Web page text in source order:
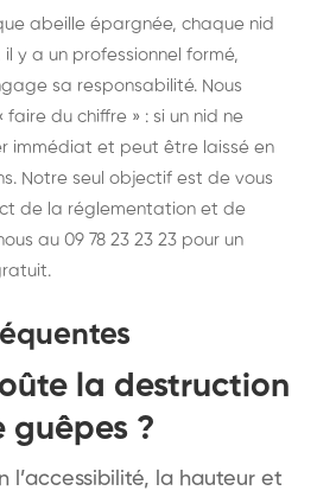
abeille épargnée, chaque nid
y a un professionnel formé,
sa responsabilité. Nous
faire du chiffre » : si un nid ne
immédiat et peut être laissé en
Notre seul objectif est de vous
de la réglementation et de
au 09 78 23 23 23 pour un
la destruction
guêpes ?
l’accessibilité, la hauteur et